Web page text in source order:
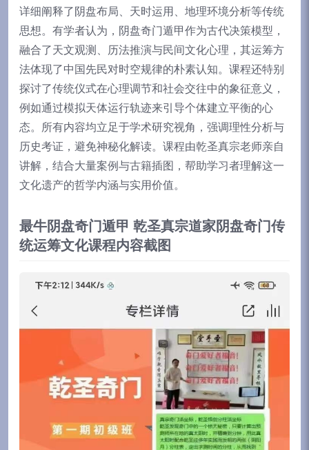
详细阐释了阴盘布局、天时运用、地理环境分析等传统
思想。有学者认为，阴盘奇门遁甲作为古代决策模型，
融合了天文观测、历法推演与民间文化心理，其运筹方
法体现了中国先民对时空规律的朴素认知。课程还特别
探讨了传统仪式在心理调节和社会交往中的象征意义，
例如通过模拟天体运行轨迹来引导个体建立平衡的心
态。所有内容均立足于学术研究视角，强调理性分析与
历史考证，避免神秘化解读。课程由乾圣真宗老师亲自
讲解，结合大量案例与古籍插图，帮助学习者理解这一
文化遗产的哲学内涵与实用价值。
最牛阴盘奇门遁甲 乾圣真宗道家阴盘奇门传
统运筹文化课程内容截图